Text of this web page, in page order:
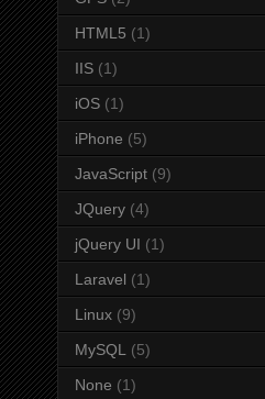
HTML5 (1)
IIS (1)
iOS (1)
iPhone (5)
JavaScript (9)
JQuery (4)
jQuery UI (1)
Laravel (1)
Linux (9)
MySQL
(5)
None (1)